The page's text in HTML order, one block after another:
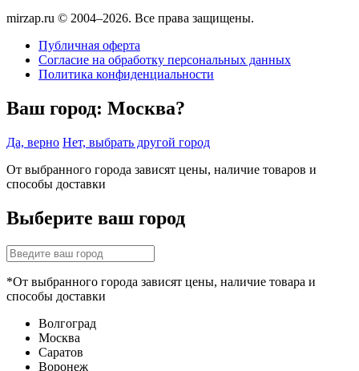
mirzap.ru © 2004–2026. Все права защищены.
Публичная оферта
Согласие на обработку персональных данных
Политика конфиденциальности
Ваш город: Москва?
Да, верно Нет, выбрать другой город
От выбранного города зависят цены, наличие товаров и
способы доставки
Выберите ваш город
*От выбранного города зависят цены, наличие товара и
способы доставки
Волгоград
Москва
Саратов
Воронеж